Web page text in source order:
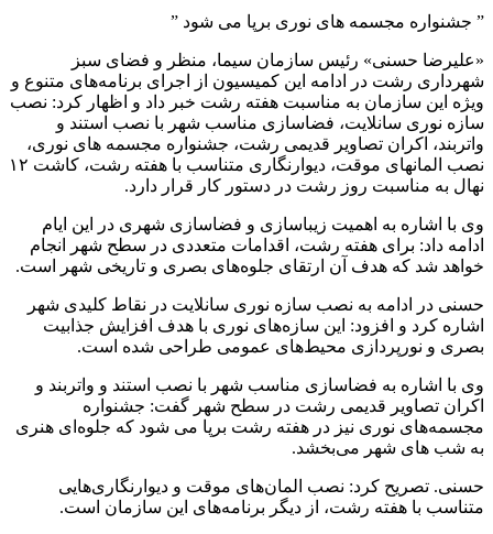
” جشنواره مجسمه های نوری برپا می شود ”
«علیرضا حسنی» رئیس سازمان سیما، منظر و فضای سبز
شهرداری رشت در ادامه این کمیسیون از اجرای برنامه‌های متنوع و
ویژه این سازمان به مناسبت هفته رشت خبر داد و اظهار کرد: نصب
سازه نوری سانلایت، فضاسازی مناسب شهر با نصب استند و
واتربند، اکران تصاویر قدیمی رشت، جشنواره مجسمه های نوری،
نصب المانهای موقت، دیوارنگاری متناسب با هفته رشت، کاشت ۱۲
نهال به مناسبت روز رشت در دستور کار قرار دارد.
وی با اشاره به اهمیت زیباسازی و فضاسازی شهری در این ایام
ادامه داد: برای هفته رشت، اقدامات متعددی در سطح شهر انجام
خواهد شد که هدف آن ارتقای جلوه‌های بصری و تاریخی شهر است.
حسنی در ادامه به نصب سازه نوری سانلایت در نقاط کلیدی شهر
اشاره کرد و افزود: این سازه‌های نوری با هدف افزایش جذابیت
بصری و نورپردازی محیط‌های عمومی طراحی شده است.
وی با اشاره به فضاسازی مناسب شهر با نصب استند و واتربند و
اکران تصاویر قدیمی رشت در سطح شهر گفت: جشنواره
مجسمه‌های نوری نیز در هفته رشت برپا می شود که جلوه‌ای هنری
به شب‌ های شهر می‌بخشد.
حسنی. تصریح کرد: نصب المان‌های موقت و دیوارنگاری‌هایی
متناسب با هفته رشت، از دیگر برنامه‌های این سازمان است.